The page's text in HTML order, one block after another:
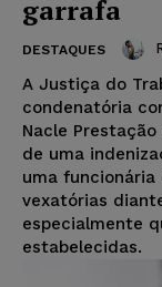
garrafa
DESTAQUES
A Justiça do
condenatória
Nacle
de uma
uma
vexatórias
especialmente
estabelecidas.